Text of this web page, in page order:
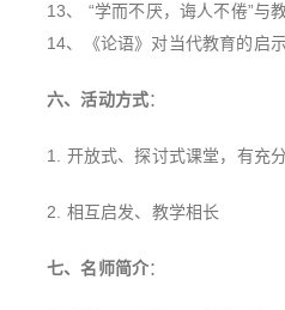
13、 “学而不厌，诲人不倦”与
14、《论语》对当代教育的启示
六、活动方式：
1. 开放式、探讨式课堂，有充
2. 相互启发、教学相长
七、名师简介：